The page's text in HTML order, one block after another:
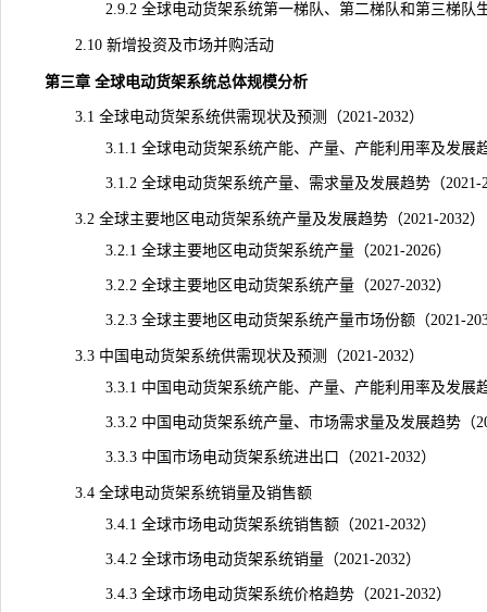
2.9.2 全球电动货架系统第一梯队、第二梯队和第三梯队生
2.10 新增投资及市场并购活动
第三章 全球电动货架系统总体规模分析
3.1 全球电动货架系统供需现状及预测（2021-2032）
3.1.1 全球电动货架系统产能、产量、产能利用率及发展趋
3.1.2 全球电动货架系统产量、需求量及发展趋势（2021-
3.2 全球主要地区电动货架系统产量及发展趋势（2021-2032）
3.2.1 全球主要地区电动货架系统产量（2021-2026）
3.2.2 全球主要地区电动货架系统产量（2027-2032）
3.2.3 全球主要地区电动货架系统产量市场份额（2021-
3.3 中国电动货架系统供需现状及预测（2021-2032）
3.3.1 中国电动货架系统产能、产量、产能利用率及发展趋
3.3.2 中国电动货架系统产量、市场需求量及发展趋势（
3.3.3 中国市场电动货架系统进出口（2021-2032）
3.4 全球电动货架系统销量及销售额
3.4.1 全球市场电动货架系统销售额（2021-2032）
3.4.2 全球市场电动货架系统销量（2021-2032）
3.4.3 全球市场电动货架系统价格趋势（2021-2032）